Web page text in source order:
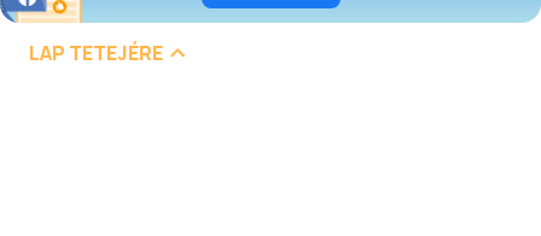
LAP TETEJÉRE